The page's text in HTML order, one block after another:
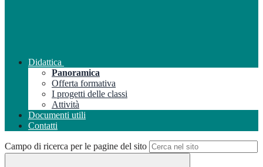
Didattica
Panoramica
Offerta formativa
I progetti delle classi
Attività
Documenti utili
Contatti
Campo di ricerca per le pagine del sito